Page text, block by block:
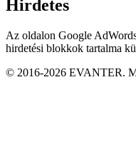
Hirdetes
Az oldalon Google
hirdetési blokkok tartalma
© 2016-2026 EVANTER.